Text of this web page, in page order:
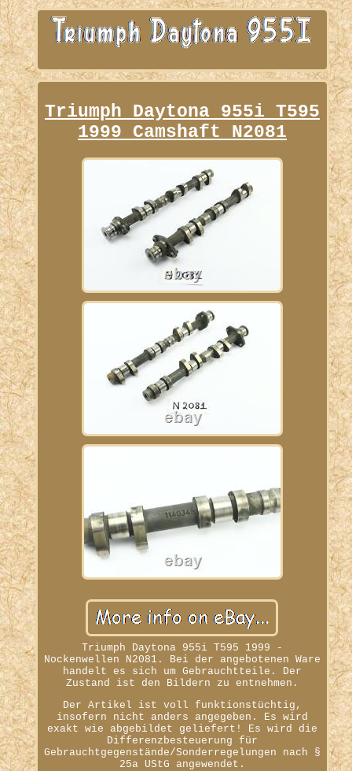
Triumph Daytona 955i T595
1999 Camshaft N2081
Triumph Daytona 955i T595 1999 -
Nockenwellen N2081. Bei der angebotenen Ware
handelt es sich um Gebrauchtteile. Der
Zustand ist den Bildern zu entnehmen.
Der Artikel ist voll funktionstüchtig,
insofern nicht anders angegeben. Es wird
exakt wie abgebildet geliefert! Es wird die
Differenzbesteuerung für
Gebrauchtgegenstände/Sonderregelungen nach §
25a UStG angewendet.